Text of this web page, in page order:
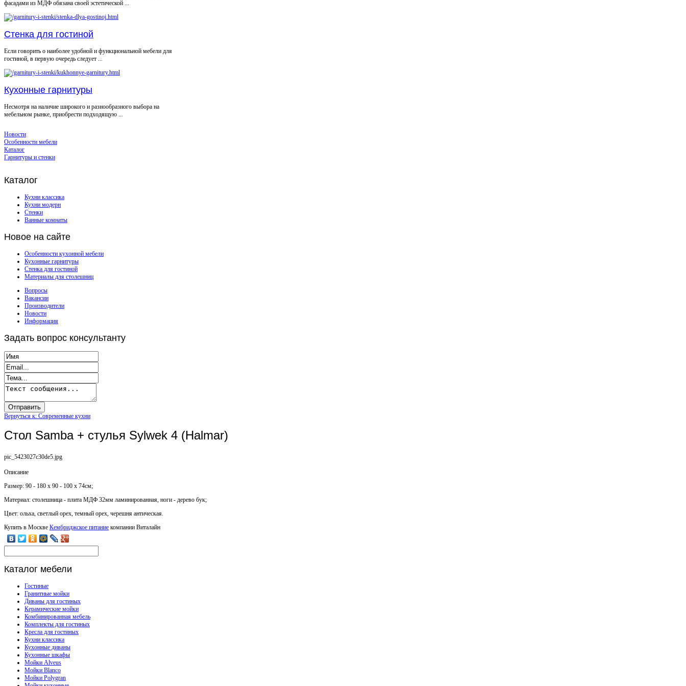
фасадами из МДФ обязана своей эстетической ...
Стенка для гостиной
Если говорить о наиболее удобной и функциональной мебели для
гостиной, в первую очередь следует ...
Кухонные гарнитуры
Несмотря на наличие широкого и разнообразного выбора на
мебельном рынке, приобрести подходящую ...
Новости
Особенности мебели
Каталог
Гарнитуры и стенки
Каталог
Кухни классика
Кухни модерн
Стенки
Ванные комнаты
Новое на сайте
Особенности кухонной мебели
Кухонные гарнитуры
Стенка для гостиной
Материалы для столешниц
Вопросы
Вакансии
Производители
Новости
Информация
Задать вопрос консультанту
Вернуться к: Современные кухни
Стол Samba + стулья Sylwek 4 (Halmar)
pic_5423027c30de5.jpg
Описание
Размер: 90 - 180 х 90 - 100 х 74см;
Материал: столешница - плита МДФ 32мм ламинированная, ноги - дерево бук;
Цвет: ольха, светлый орех, темный орех, черешня антическая.
Купить в Москве Кембриджское питание компании Виталайн
Каталог мебели
Гостиные
Гранитные мойки
Диваны для гостиных
Керамические мойки
Комбинированная мебель
Комплекты для гостиных
Кресла для гостиных
Кухни классика
Кухонные диваны
Кухонные шкафы
Мойки Alveus
Мойки Blanco
Мойки Polygran